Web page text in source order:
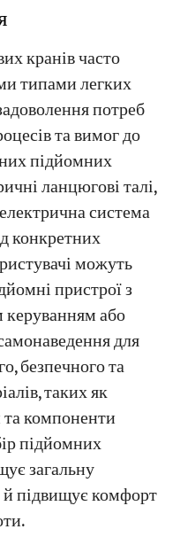
кранів часто
типами легких
потреб
та вимог до
підйомних
ланцюгові талі,
система
конкретних
можуть
пристрої з
або
для
безпечного та
таких як
компоненти
підйомних
загальну
й підвищує комфорт